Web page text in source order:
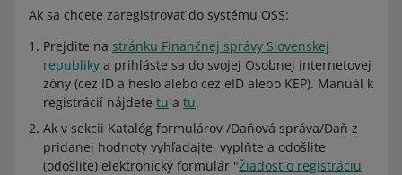
Ak sa chcete zaregistrovať do systému OSS:
Prejdite na stránku Finančnej správy Slovenskej
republiky a prihláste sa do svojej Osobnej internetovej
zóny (cez ID a heslo alebo cez eID alebo KEP). Manuál k
registrácií nájdete tu a tu.
Ak v sekcii Katalóg formulárov /Daňová správa/Daň z
pridanej hodnoty vyhľadajte, vyplňte a odošlite
(odošlite) elektronický formulár "Žiadosť o registráciu